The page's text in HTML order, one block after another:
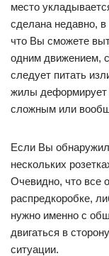
место
сделана недавно,
что Вы сможете
одним движением,
следует питать
жилы деформирует
сложным или
Если Вы
нескольких
Очевидно, что все
распредкоробке,
нужно именно с
двигаться в
ситуации.